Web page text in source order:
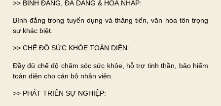
>> BÌNH ĐẲNG, ĐA DẠNG & HÒA NHẬP:
Bình đẳng trong tuyển dụng và thăng tiến, văn hóa tôn trọng
sự khác biệt.
>> CHẾ ĐỘ SỨC KHỎE TOÀN DIỆN:
Đầy đủ chế độ chăm sóc sức khỏe, hỗ trợ tinh thần, bảo hiểm
toàn diện cho cán bộ nhân viên.
>> PHÁT TRIỂN SỰ NGHIỆP: